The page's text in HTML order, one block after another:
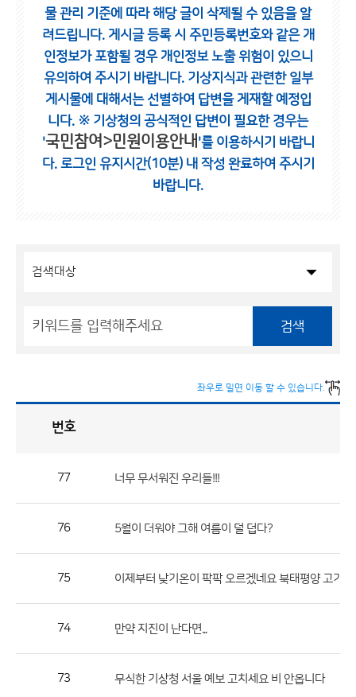
물 관리 기준에 따라 해당 글이 삭제될 수 있음을 알
려드립니다. 게시글 등록 시 주민등록번호와 같은 개
인정보가 포함될 경우 개인정보 노출 위험이 있으니
유의하여 주시기 바랍니다. 기상지식과 관련한 일부
게시물에 대해서는 선별하여 답변을 게재할 예정입
니다. ※ 기상청의 공식적인 답변이 필요한 경우는
'국민참여>민원이용안내 '를 이용하시기 바랍니
다. 로그인 유지시간(10분) 내 작성 완료하여 주시기
바랍니다.
검색
좌우로 밀면 이동 할 수 있습니다.
론
번호
77 너무 무서워진 우리들!!!
76 5월이 더워야 그해 여름이 덜 덥다?
75 이제부터 낮기온이 팍팍 오르겠네요 북태평양 고기압
74 만약 지진이 난다면...
73 무식한 기상청 서울 예보 고치세요 비 안옵니다